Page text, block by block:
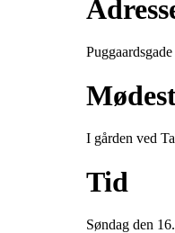
I gården ved
Tid
Søndag den